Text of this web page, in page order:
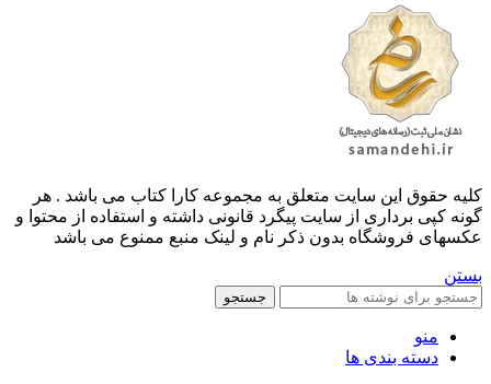
کليه حقوق اين سايت متعلق به مجموعه کارا کتاب می باشد . هر
گونه کپی برداری از سایت پیگرد قانونی داشته و استفاده از محتوا و
عکسهای فروشگاه بدون ذکر نام و لینک منبع ممنوع می باشد
بستن
جستجو
منو
دسته بندی ها